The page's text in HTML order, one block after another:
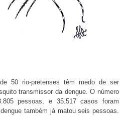
50 rio-pretenses têm medo de ser
transmissor da dengue. O número
pessoas, e 35.517 casos foram
também já matou seis pessoas.